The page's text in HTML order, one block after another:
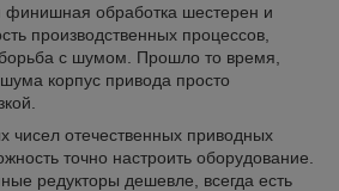
финишная обработка шестерен и
производственных процессов,
с шумом. Прошло то время,
корпус привода просто
чисел отечественных приводных
точно настроить оборудование.
редукторы дешевле, всегда есть